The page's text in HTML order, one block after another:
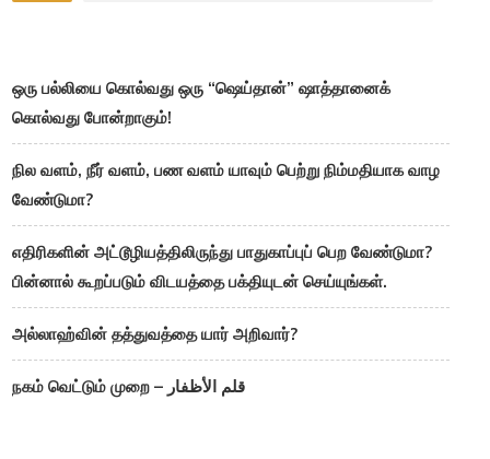
ஒரு பல்லியை கொல்வது ஒரு “ஷெய்தான்” ஷாத்தானைக்
கொல்வது போன்றாகும்!
நில வளம், நீர் வளம், பண வளம் யாவும் பெற்று நிம்மதியாக வாழ
வேண்டுமா?
எதிரிகளின் அட்டூழியத்திலிருந்து பாதுகாப்புப் பெற வேண்டுமா?
பின்னால் கூறப்படும் விடயத்தை பக்தியுடன் செய்யுங்கள்.
அல்லாஹ்வின் தத்துவத்தை யார் அறிவார்?
நகம் வெட்டும் முறை – قلم الأظفار